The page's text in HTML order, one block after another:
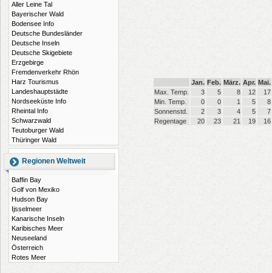
Aller Leine Tal
Bayerischer Wald
Bodensee Info
Deutsche Bundesländer
Deutsche Inseln
Deutsche Skigebiete
Erzgebirge
Fremdenverkehr Rhön
Harz Tourismus
Landeshauptstädte
Nordseeküste Info
Rheintal Info
Schwarzwald
Teutoburger Wald
Thüringer Wald
Regionen Weltweit
Baffin Bay
Golf von Mexiko
Hudson Bay
Ijsselmeer
Kanarische Inseln
Karibisches Meer
Neuseeland
Österreich
Rotes Meer
Jan. Feb. März. Apr. Mai.
Max. Temp.
3 5 8 12
17
Min. Temp.
0 0 1 5
8
Sonnenstd.
2 3 4 5
7
Regentage
20 23 21 19 16